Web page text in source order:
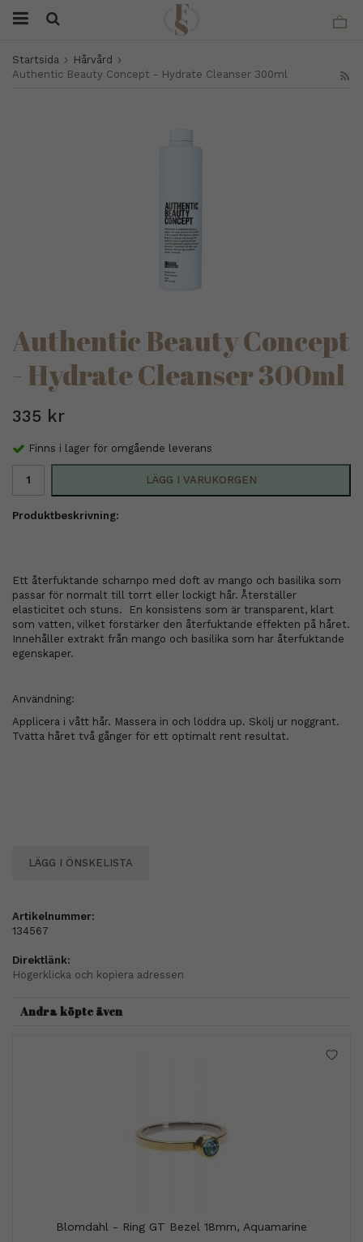
Startsida
Hårvård
Authentic Beauty Concept - Hydrate Cleanser 300ml
Authentic Beauty Concept
- Hydrate Cleanser 300ml
335 kr
Finns i lager för omgående leverans
LÄGG I VARUKORGEN
Produktbeskrivning:
Ett återfuktande schampo med doft av mango och basilika som
passar för normalt till torrt eller lockigt hår. Återställer
elasticitet och stuns. En konsistens som är transparent, klart
som vatten, vilket förstärker den återfuktande effekten på håret.
Innehåller extrakt från mango och basilika som har återfuktande
egenskaper.
Användning:
Applicera i vått hår. Massera in och löddra up. Skölj ur noggrant.
Tvätta håret två gånger för ett optimalt rent resultat.
LÄGG I ÖNSKELISTA
Artikelnummer:
134567
Direktlänk:
Högerklicka och kopiera adressen
Andra köpte även
Blomdahl - Ring GT Bezel 18mm, Aquamarine